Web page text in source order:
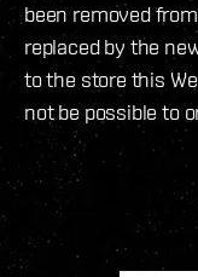
been removed
replaced by the
to the store this
not be possible to